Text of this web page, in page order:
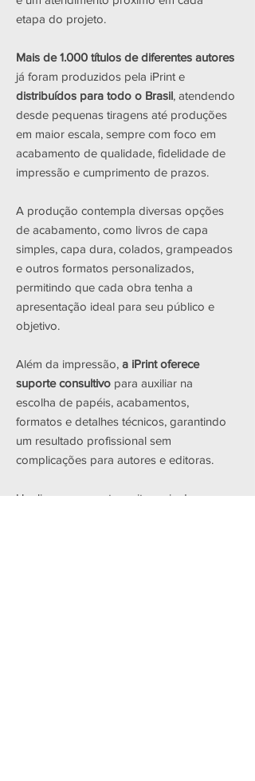
etapa do projeto.
Mais de 1.000 títulos de diferentes autores
já foram produzidos pela iPrint e
distribuídos para todo o Brasil, atendendo
desde pequenas tiragens até produções
em maior escala, sempre com foco em
acabamento de qualidade, fidelidade de
impressão e cumprimento de prazos.
A produção contempla diversas opções
de acabamento, como livros de capa
simples, capa dura, colados, grampeados
e outros formatos personalizados,
permitindo que cada obra tenha a
apresentação ideal para seu público e
objetivo.
Além da impressão, a iPrint oferece
suporte consultivo para auxiliar na
escolha de papéis, acabamentos,
formatos e detalhes técnicos, garantindo
um resultado profissional sem
complicações para autores e editoras.
Um livro representa muito mais do que